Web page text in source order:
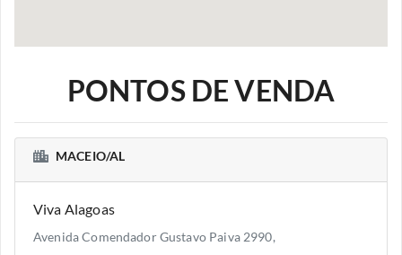
PONTOS DE VENDA
MACEIO/AL
Viva Alagoas
Avenida Comendador Gustavo Paiva 2990,